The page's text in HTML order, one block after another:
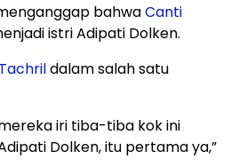
bahwaCanti
istri Adipati Dolken.
dalam salah satu
iri tiba-tiba kok ini
Dolken, itu pertama ya,”